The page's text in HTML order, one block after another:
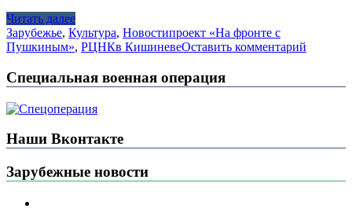
Читать далее
Зарубежье, Культура, Новостипроект «На фронте с
Пушкиным», РЦНКв КишиневеОставить комментарий
Специальная военная операция
Наши Вконтакте
Зарубежные новости